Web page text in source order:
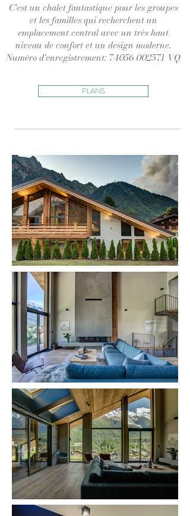
C'est un chalet fantastique pour les groupes
et les familles qui recherchent un
emplacement central avec un très haut
niveau de confort et un design moderne.
Numéro d'enregistrement: 74056 002571 VQ
PLANS